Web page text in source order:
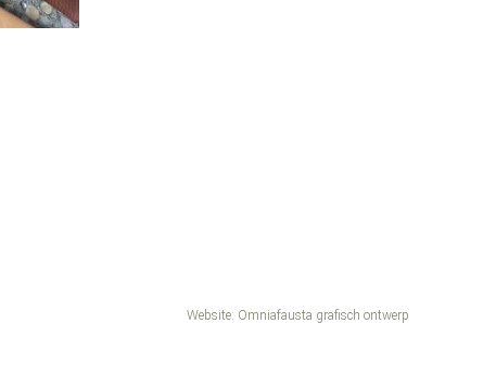
Website: Omniafausta grafisch ontwerp